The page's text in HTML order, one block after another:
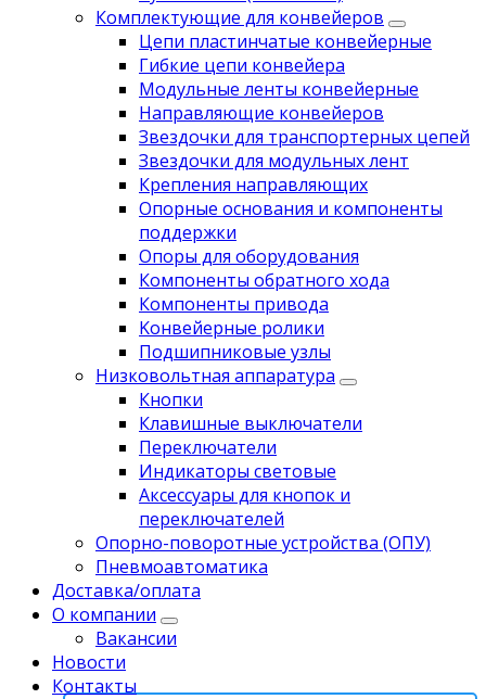
Комплектующие для конвейеров
Цепи пластинчатые конвейерные
Гибкие цепи конвейера
Модульные ленты конвейерные
Направляющие конвейеров
Звездочки для транспортерных цепей
Звездочки для модульных лент
Крепления направляющих
Опорные основания и компоненты
поддержки
Опоры для оборудования
Компоненты обратного хода
Компоненты привода
Koнвейерныe pолики
Подшипниковые узлы
Низковольтная аппаратура
Кнопки
Клавишные выключатели
Переключатели
Индикаторы световые
Аксессуары для кнопок и
переключателей
Опорно-поворотные устройства (ОПУ)
Пневмоавтоматика
Доставка/оплата
О компании
Вакансии
Новости
Контакты